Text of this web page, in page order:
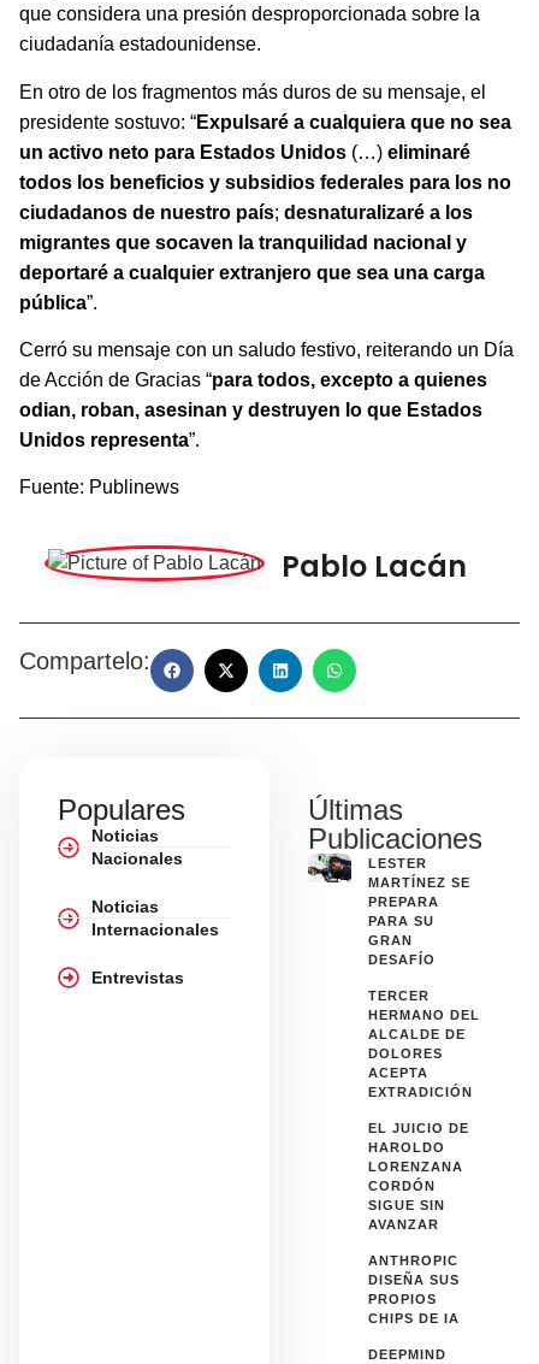
que considera una presión desproporcionada sobre la
ciudadanía estadounidense.
En otro de los fragmentos más duros de su mensaje, el
presidente sostuvo: “Expulsaré a cualquiera que no sea
un activo neto para Estados Unidos (…) eliminaré
todos los beneficios y subsidios federales para los no
ciudadanos de nuestro país; desnaturalizaré a los
migrantes que socaven la tranquilidad nacional y
deportaré a cualquier extranjero que sea una carga
pública”.
Cerró su mensaje con un saludo festivo, reiterando un Día
de Acción de Gracias “para todos, excepto a quienes
odian, roban, asesinan y destruyen lo que Estados
Unidos representa”.
Fuente: Publinews
Pablo Lacán
Compartelo:
Populares
Noticias
Nacionales
Noticias
Internacionales
Entrevistas
Últimas
Publicaciones
LESTER
MARTÍNEZ SE
PREPARA
PARA SU
GRAN
DESAFÍO
TERCER
HERMANO DEL
ALCALDE DE
DOLORES
ACEPTA
EXTRADICIÓN
EL JUICIO DE
HAROLDO
LORENZANA
CORDÓN
SIGUE SIN
AVANZAR
ANTHROPIC
DISEÑA SUS
PROPIOS
CHIPS DE IA
DEEPMIND